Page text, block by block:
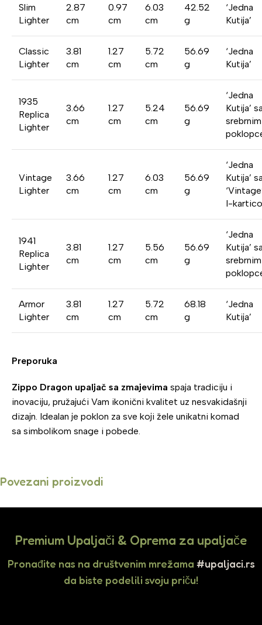
Slim
Lighter
2.87
cm
0.97
cm
6.03
cm
42.52
g
‘Jedna
Kutija’
Classic
Lighter
3.81
cm
1.27
cm
5.72
cm
56.69
g
‘Jedna
Kutija’
1935
Replica
Lighter
3.66
cm
1.27
cm
5.24
cm
56.69
g
‘Jedna
Kutija’
srebrnim
Vintage
Lighter
3.66
cm
1.27
cm
6.03
cm
56.69
g
‘Jedna
Kutija’
I-
1941
Replica
Lighter
3.81
cm
1.27
cm
5.56
cm
56.69
g
‘Jedna
Kutija’
srebrnim
Armor
Lighter
3.81
cm
1.27
cm
5.72
cm
68.18
g
‘Jedna
Kutija’
Preporuka
Zippo Dragon upaljač sa zmajevima spaja tradiciju i
inovaciju, pružajući Vam ikonični kvalitet uz nesvakidašnji
dizajn. Idealan je poklon za sve koji žele unikatni komad
sa simbolikom snage i pobede.
Povezani proizvodi
Premium Upaljači & Oprema za upaljače
Pronađite nas na društvenim mrežama #upaljaci.rs
da biste podelili svoju priču!